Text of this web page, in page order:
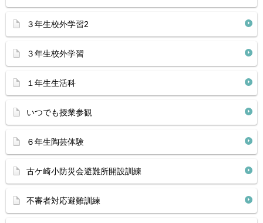
３年生校外学習2
３年生校外学習
１年生生活科
いつでも授業参観
６年生陶芸体験
古ケ崎小防災会避難所開設訓練
不審者対応避難訓練